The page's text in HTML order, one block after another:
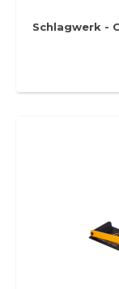
Schlagwerk -